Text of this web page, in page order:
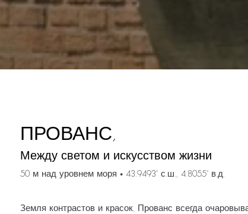
ПРОВАНС,
Между светом и искусством жизни
50 м над уровнем моря • 43.9493° с.ш., 4.8055° в.д.
Земля контрастов и красок, Прованс всегда